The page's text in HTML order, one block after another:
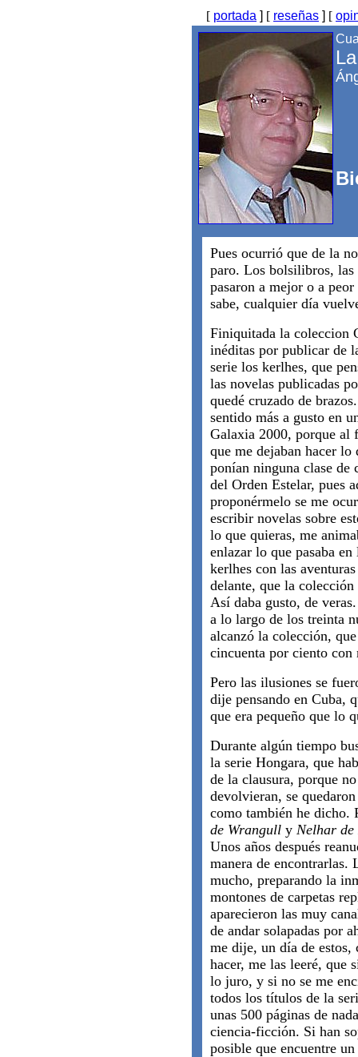
[ portada ] [ reseñas ] [
Pues ocurrió que de la
paro. Los bolsilibros, las
pasaron a mejor o a
sabe, cualquier día
Finiquitada la coleccion
inéditas por publicar de
serie los kerlhes, que
las novelas publicadas
quedé cruzado de
sentido más a gusto en
Galaxia 2000, porque al
que me dejaban hacer lo
ponían ninguna clase de
del Orden Estelar, pues
proponérmelo se me
escribir novelas sobre
lo que quieras, me
enlazar lo que pasaba
kerlhes con las
delante, que la
Así daba gusto, de
a lo largo de los treinta
alcanzó la colección,
cincuenta por ciento con
Pero las ilusiones se
dije pensando en Cuba,
que era pequeño que lo
Durante algún tiempo
la serie Hongara, que
de la clausura, porque
devolvieran, se
como también he dicho.
de Wrangull y Nelhar
Unos años después
manera de encontrarlas.
mucho, preparando la
montones de carpetas
aparecieron las muy
de andar solapadas por
me dije, un día de estos,
hacer, me las leeré, que
lo juro, y si no se me
todos los títulos de la
unas 500 páginas de
ciencia-ficción. Si han
posible que encuentre